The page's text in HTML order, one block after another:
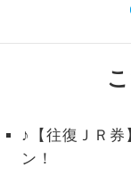
♪【往復ＪＲ券
ン！
ホン